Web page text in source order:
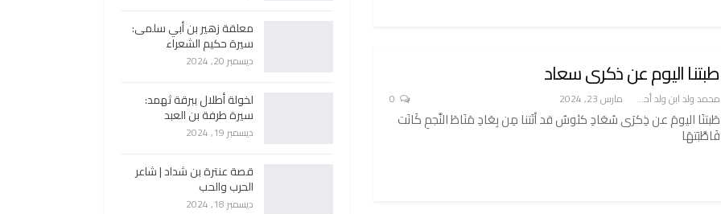
طبتنا اليوم عن ذكرى سعاد
محمد ولد ابن ولد أحميدا مارس 23, 2024
طَبتنَا اليومَ عن ذِكرَى سُعَادِ كئوسٌ قد أتَتنا مِن بِعَادِ مَنَاطَ النَّجمِ كَانَت
فَاطَّبَتهَا
معلقة زهير بن أبي سلمى:
سيرة حكيم الشعراء
ديسمبر 20, 2024
لخولة أطلال ببرقة ثهمد:
سيرة طرفة بن العبد
ديسمبر 19, 2024
قصة عنترة بن شداد | شاعر
الحرب والحب
ديسمبر 18, 2024